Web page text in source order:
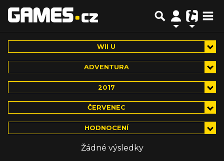
WII U
ADVENTURA
2017
ČERVENEC
HODNOCENÍ
Žádné výsledky